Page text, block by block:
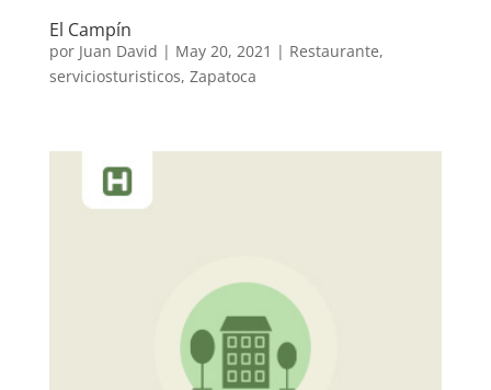
El Campín
por Juan David | May 20, 2021 | Restaurante,
serviciosturisticos, Zapatoca